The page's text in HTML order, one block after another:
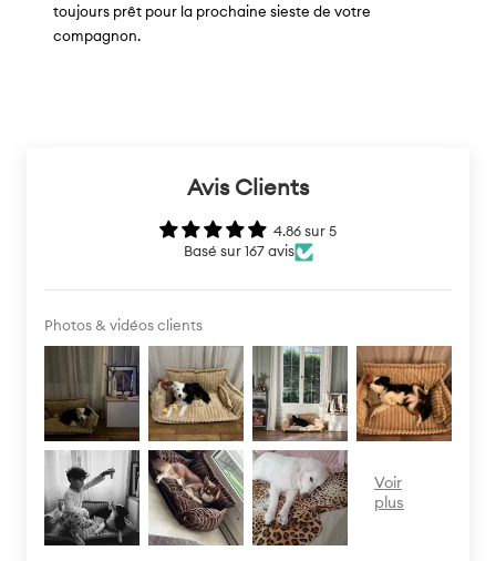
toujours prêt pour la prochaine sieste de votre
compagnon.
Avis Clients
4.86 sur 5
Basé sur 167 avis
Photos & vidéos clients